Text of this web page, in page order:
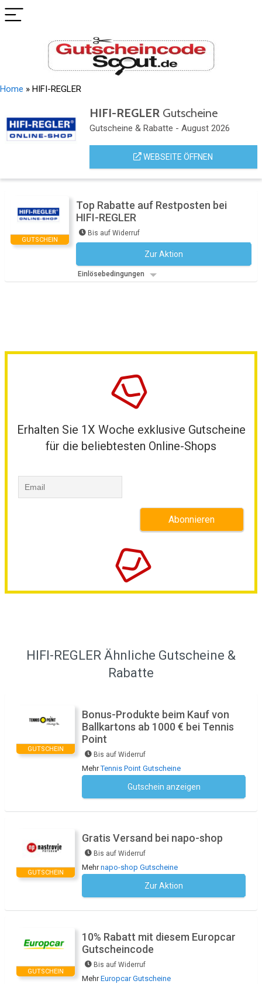
Home » HIFI-REGLER
HIFI-REGLERGutscheine
Gutscheine & Rabatte - August 2026
WEBSEITE ÖFFNEN
GUTSCHEIN
Top Rabatte auf Restposten bei
HIFI-REGLER
Bis auf Widerruf
Zur Aktion
Einlösebedingungen
Erhalten Sie 1X Woche exklusive Gutscheine
für die beliebtesten Online-Shops
HIFI-REGLER Ähnliche Gutscheine &
Rabatte
GUTSCHEIN
Bonus-Produkte beim Kauf von
Ballkartons ab 1000 € bei Tennis
Point
Bis auf Widerruf
MehrTennis Point Gutscheine
Gutschein anzeigen
GUTSCHEIN
Gratis Versand bei napo-shop
Bis auf Widerruf
Mehrnapo-shop Gutscheine
Zur Aktion
GUTSCHEIN
10% Rabatt mit diesem Europcar
Gutscheincode
Bis auf Widerruf
MehrEuropcar Gutscheine